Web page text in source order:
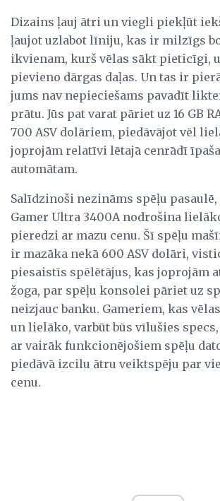
Dizains ļauj ātri un viegli piekļūt
ļaujot uzlabot līniju, kas ir milzīgs
ikvienam, kurš vēlas sākt pieticīgi,
pievieno dārgas daļas. Un tas ir
jums nav nepieciešams pavadīt
prātu. Jūs pat varat pāriet uz 16 GB
700 ASV dolāriem, piedāvājot vēl
joprojām relatīvi lētajā cenrādī
automātam.
Salīdzinoši nezināms spēļu pasaulē,
Gamer Ultra 3400A nodrošina
pieredzi ar mazu cenu. Šī spēļu
ir mazāka nekā 600 ASV dolāri,
piesaistīs spēlētājus, kas joprojām
žoga, par spēļu konsolei pāriet uz
neizjauc banku. Gameriem, kas
un lielāko, varbūt būs vīlušies
ar vairāk funkcionējošiem spēļu
piedāvā izcilu ātru veiktspēju par
cenu.